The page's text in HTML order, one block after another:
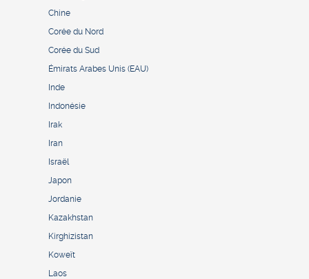
Chine
Corée du Nord
Corée du Sud
Émirats Arabes Unis (EAU)
Inde
Indonésie
Irak
Iran
Israël
Japon
Jordanie
Kazakhstan
Kirghizistan
Koweït
Laos